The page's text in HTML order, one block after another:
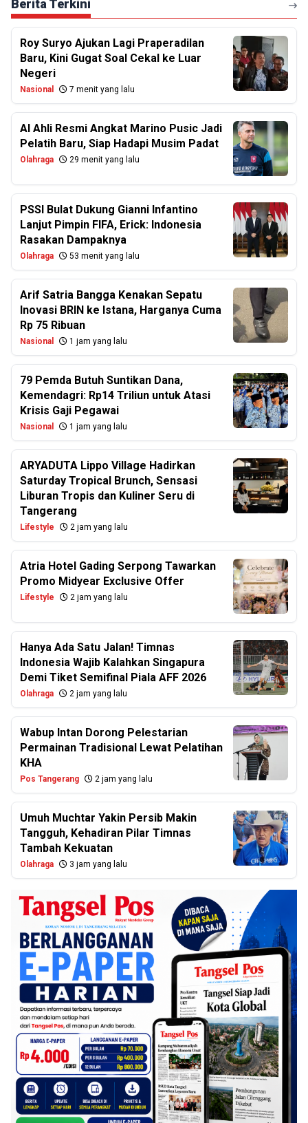
Berita Terkini
Roy Suryo Ajukan Lagi Praperadilan
Baru, Kini Gugat Soal Cekal ke Luar
Negeri
Nasional 7 menit yang lalu
Al Ahli Resmi Angkat Marino Pusic Jadi
Pelatih Baru, Siap Hadapi Musim Padat
Olahraga 29 menit yang lalu
PSSI Bulat Dukung Gianni Infantino
Lanjut Pimpin FIFA, Erick: Indonesia
Rasakan Dampaknya
Olahraga 53 menit yang lalu
Arif Satria Bangga Kenakan Sepatu
Inovasi BRIN ke Istana, Harganya Cuma
Rp 75 Ribuan
Nasional 1 jam yang lalu
79 Pemda Butuh Suntikan Dana,
Kemendagri: Rp14 Triliun untuk Atasi
Krisis Gaji Pegawai
Nasional 1 jam yang lalu
ARYADUTA Lippo Village Hadirkan
Saturday Tropical Brunch, Sensasi
Liburan Tropis dan Kuliner Seru di
Tangerang
Lifestyle 2 jam yang lalu
Atria Hotel Gading Serpong Tawarkan
Promo Midyear Exclusive Offer
Lifestyle 2 jam yang lalu
Hanya Ada Satu Jalan! Timnas
Indonesia Wajib Kalahkan Singapura
Demi Tiket Semifinal Piala AFF 2026
Olahraga 2 jam yang lalu
Wabup Intan Dorong Pelestarian
Permainan Tradisional Lewat Pelatihan
KHA
Pos Tangerang 2 jam yang lalu
Umuh Muchtar Yakin Persib Makin
Tangguh, Kehadiran Pilar Timnas
Tambah Kekuatan
Olahraga 3 jam yang lalu